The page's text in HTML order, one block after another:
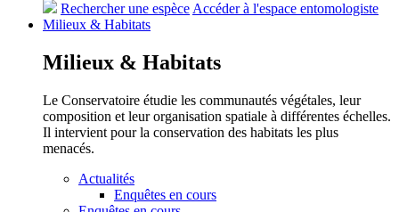
Rechercher une espèce Accéder à l'espace entomologiste
Milieux & Habitats
Milieux & Habitats
Le Conservatoire étudie les communautés végétales, leur
composition et leur organisation spatiale à différentes échelles.
Il intervient pour la conservation des habitats les plus
menacés.
Actualités
Enquêtes en cours